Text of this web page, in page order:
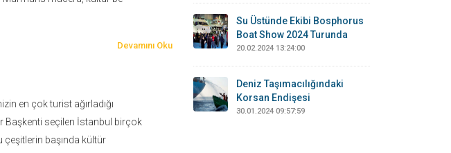
Devamını Oku
en çok turist ağırladığı
Başkenti seçilen İstanbul birçok
başında kültür
Su Üstünde Ekibi Bosphorus
Boat Show 2024 Turunda
20.02.2024 13:24:00
Deniz Taşımacılığındaki
Korsan Endişesi
30.01.2024 09:57:59